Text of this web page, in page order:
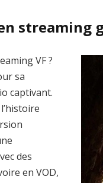
VF ?
sa
captivant.
des
en VOD,